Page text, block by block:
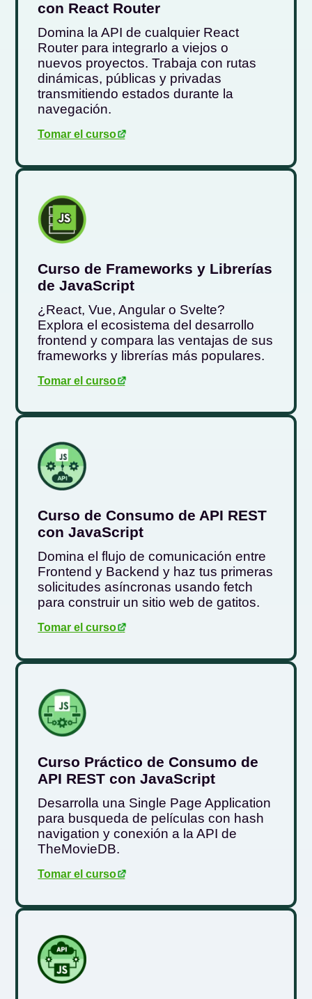
con React Router
Domina la API de cualquier React
Router para integrarlo a viejos o
nuevos proyectos. Trabaja con rutas
dinámicas, públicas y privadas
transmitiendo estados durante la
navegación.
Tomar el curso.
Curso de Frameworks y Librerías
de JavaScript
¿React, Vue, Angular o Svelte?
Explora el ecosistema del desarrollo
frontend y compara las ventajas de sus
frameworks y librerías más populares.
Tomar el curso.
Curso de Consumo de API REST
con JavaScript
Domina el flujo de comunicación entre
Frontend y Backend y haz tus primeras
solicitudes asíncronas usando fetch
para construir un sitio web de gatitos.
Tomar el curso.
Curso Práctico de Consumo de
API REST con JavaScript
Desarrolla una Single Page Application
para busqueda de películas con hash
navigation y conexión a la API de
TheMovieDB.
Tomar el curso.